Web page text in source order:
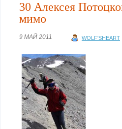
30 Алексея
мимо
9 МАЙ 2011 WOLF'SHEART